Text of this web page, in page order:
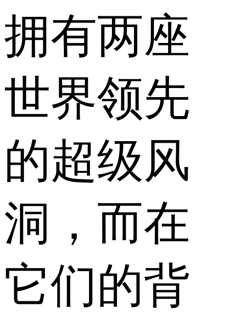
拥有两座
世界领先
的超级风
洞，而在
它们的背